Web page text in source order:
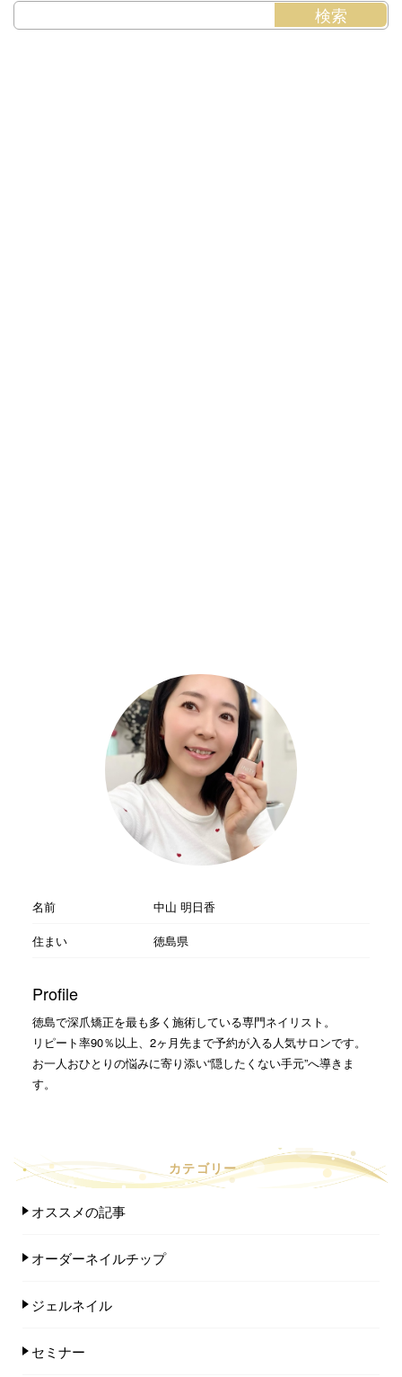
名前
中山 明日香
住まい
徳島県
Profile
徳島で深爪矯正を最も多く施術している専門ネイリスト。
リピート率90％以上、2ヶ月先まで予約が入る人気サロンです。
お一人おひとりの悩みに寄り添い“隠したくない手元”へ導きま
す。
カテゴリー
オススメの記事
オーダーネイルチップ
ジェルネイル
セミナー